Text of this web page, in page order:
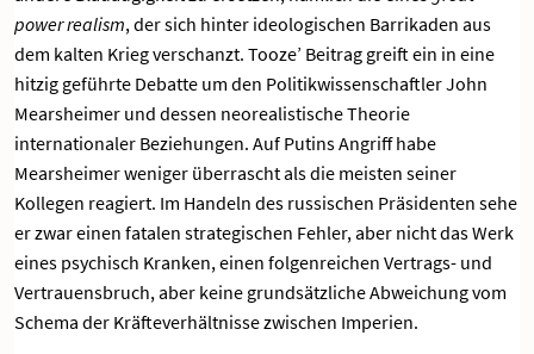
power realism, der sich hinter ideologischen Barrikaden aus
dem kalten Krieg verschanzt. Tooze’ Beitrag greift ein in eine
hitzig geführte Debatte um den Politikwissenschaftler John
Mearsheimer und dessen neorealistische Theorie
internationaler Beziehungen. Auf Putins Angriff habe
Mearsheimer weniger überrascht als die meisten seiner
Kollegen reagiert. Im Handeln des russischen Präsidenten sehe
er zwar einen fatalen strategischen Fehler, aber nicht das Werk
eines psychisch Kranken, einen folgenreichen Vertrags- und
Vertrauensbruch, aber keine grundsätzliche Abweichung vom
Schema der Kräfteverhältnisse zwischen Imperien.